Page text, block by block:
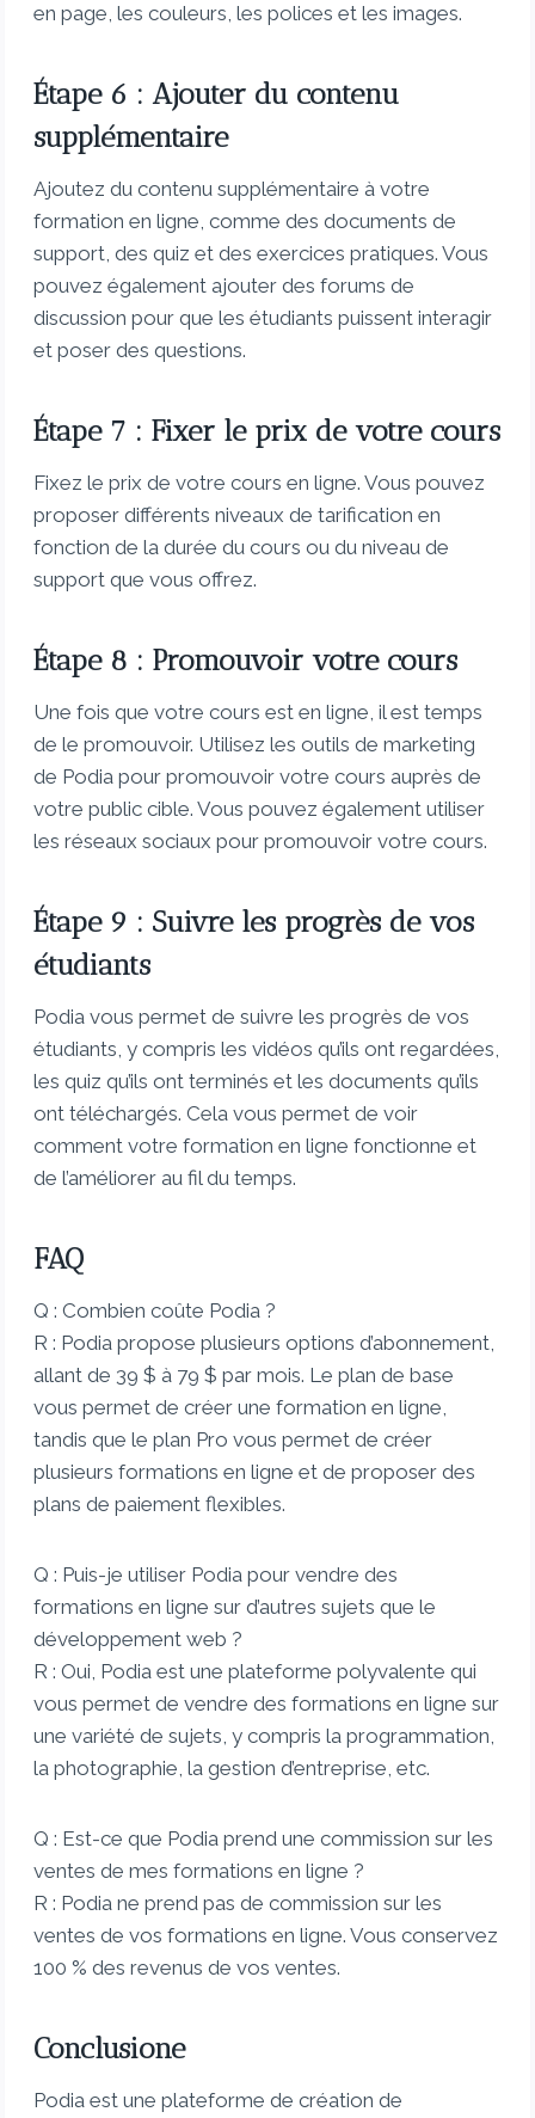
en page, les couleurs, les polices et les images.
Étape 6 : Ajouter du contenu
supplémentaire
Ajoutez du contenu supplémentaire à votre
formation en ligne, comme des documents de
support, des quiz et des exercices pratiques. Vous
pouvez également ajouter des forums de
discussion pour que les étudiants puissent interagir
et poser des questions.
Étape 7 : Fixer le prix de votre cours
Fixez le prix de votre cours en ligne. Vous pouvez
proposer différents niveaux de tarification en
fonction de la durée du cours ou du niveau de
support que vous offrez.
Étape 8 : Promouvoir votre cours
Une fois que votre cours est en ligne, il est temps
de le promouvoir. Utilisez les outils de marketing
de Podia pour promouvoir votre cours auprès de
votre public cible. Vous pouvez également utiliser
les réseaux sociaux pour promouvoir votre cours.
Étape 9 : Suivre les progrès de vos
étudiants
Podia vous permet de suivre les progrès de vos
étudiants, y compris les vidéos qu’ils ont regardées,
les quiz qu’ils ont terminés et les documents qu’ils
ont téléchargés. Cela vous permet de voir
comment votre formation en ligne fonctionne et
de l’améliorer au fil du temps.
FAQ
Q : Combien coûte Podia ?
R : Podia propose plusieurs options d’abonnement,
allant de 39 $ à 79 $ par mois. Le plan de base
vous permet de créer une formation en ligne,
tandis que le plan Pro vous permet de créer
plusieurs formations en ligne et de proposer des
plans de paiement flexibles.
Q : Puis-je utiliser Podia pour vendre des
formations en ligne sur d’autres sujets que le
développement web ?
R : Oui, Podia est une plateforme polyvalente qui
vous permet de vendre des formations en ligne sur
une variété de sujets, y compris la programmation,
la photographie, la gestion d’entreprise, etc.
Q : Est-ce que Podia prend une commission sur les
ventes de mes formations en ligne ?
R : Podia ne prend pas de commission sur les
ventes de vos formations en ligne. Vous conservez
100 % des revenus de vos ventes.
Conclusione
Podia est une plateforme de création de